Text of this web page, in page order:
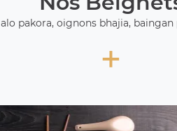
alo pakora, oignons bhajia, baingan
+